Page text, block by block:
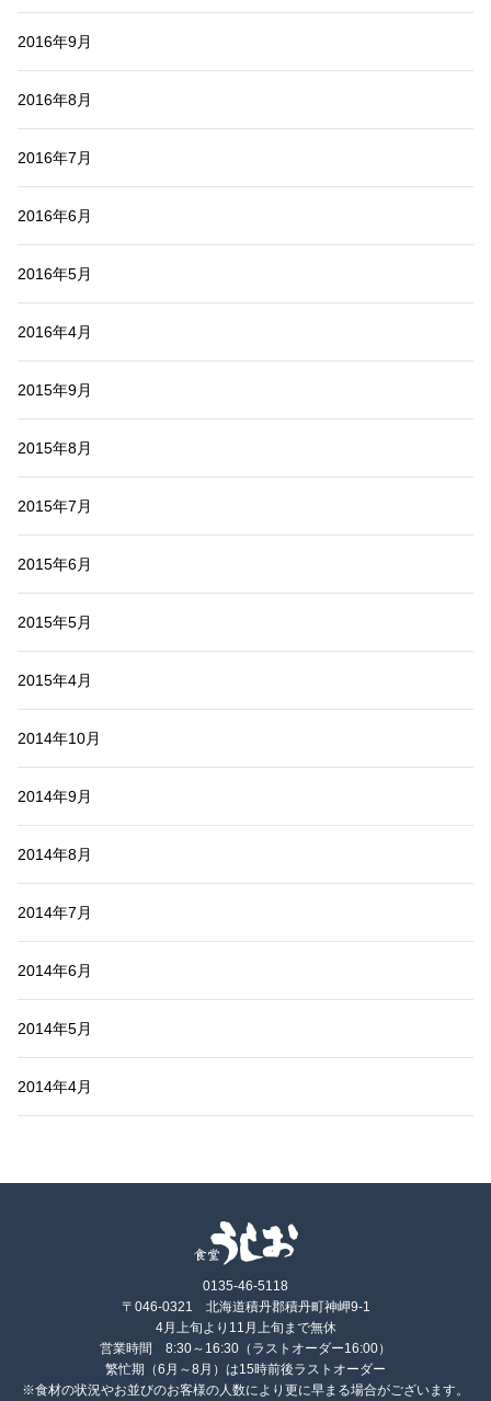
2016年9月
2016年8月
2016年7月
2016年6月
2016年5月
2016年4月
2015年9月
2015年8月
2015年7月
2015年6月
2015年5月
2015年4月
2014年10月
2014年9月
2014年8月
2014年7月
2014年6月
2014年5月
2014年4月
0135-46-5118
〒046-0321 北海道積丹郡積丹町神岬9-1
4月上旬より11月上旬まで無休
営業時間 8:30～16:30（ラストオーダー16:00）
繁忙期（6月～8月）は15時前後ラストオーダー
※食材の状況やお並びのお客様の人数により更に早まる場合がございます。